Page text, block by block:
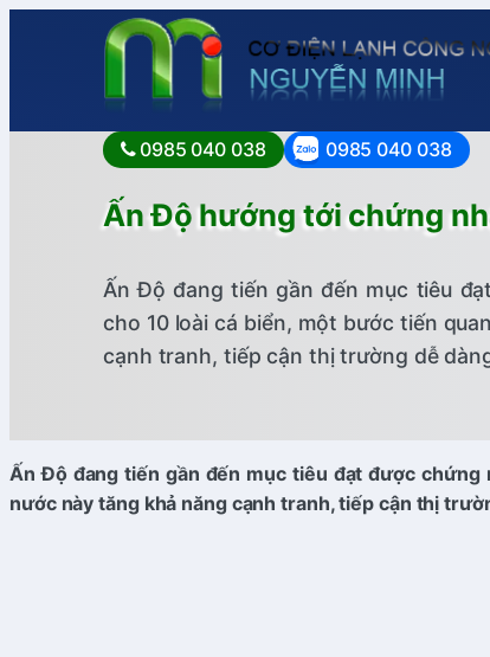
0985 040 038 0985 040 038
Ấn Độ hướng tới chứng
Ấn Độ đang tiến gần đến mục tiêu
cho 10 loài cá biển, một bước tiến
cạnh tranh, tiếp cận thị trường dễ
Ấn Độ đang tiến gần đến mục tiêu đạt được chứng
nước này tăng khả năng cạnh tranh, tiếp cận thị